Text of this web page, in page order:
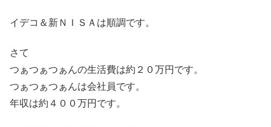
イデコ＆新ＮＩＳＡは順調です。
さて
つぁつぁつぁんの生活費は約２０万円です。
つぁつぁつぁんは会社員です。
年収は約４００万円です。